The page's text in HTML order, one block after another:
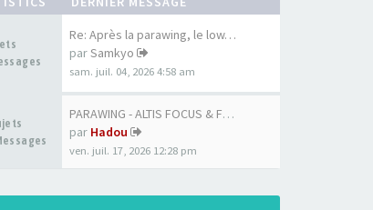
Re: Après la parawing, le low…
parSamkyo
sam. juil. 04, 2026 4:58 am
PARAWING - ALTIS FOCUS & FOCU…
par Hadou
ven. juil. 17, 2026 12:28 pm